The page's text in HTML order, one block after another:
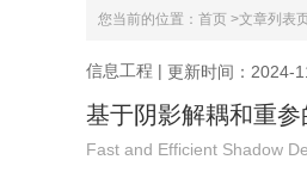
您当前的位置： 首页 >文章列表
信息工程 | 更新时间：2024-
基于阴影解耦和重
Fast and Efficient Shadow